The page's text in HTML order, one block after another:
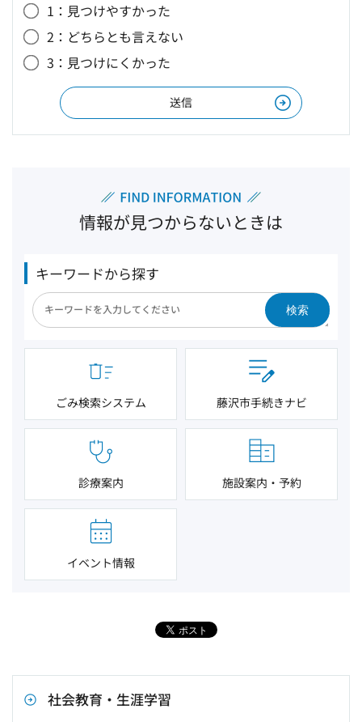
1：見つけやすかった
2：どちらとも言えない
3：見つけにくかった
情報が見つからないときは
キーワードから探す
検索
ごみ検索システム 藤沢市手続きナビ
診療案内 施設案内・予約
イベント情報
社会教育・生涯学習